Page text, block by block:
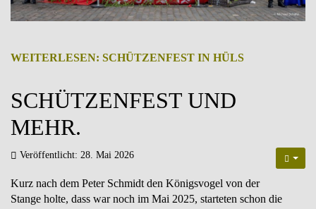
WEITERLESEN: SCHÜTZENFEST IN HÜLS
SCHÜTZENFEST UND
MEHR.
Veröffentlicht: 28. Mai 2026
Kurz nach dem Peter Schmidt den Königsvogel von der
Stange holte, dass war noch im Mai 2025, starteten schon die